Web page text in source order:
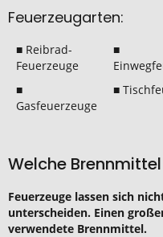
Feuerzeugarten:
■ Reibrad-
Feuerzeuge
■
Gasfeuerzeuge
■
■
Welche
Feuerzeuge lassen sich
unterscheiden. Einen
verwendete Brennmittel.